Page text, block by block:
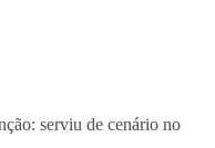
serviu de cenário no